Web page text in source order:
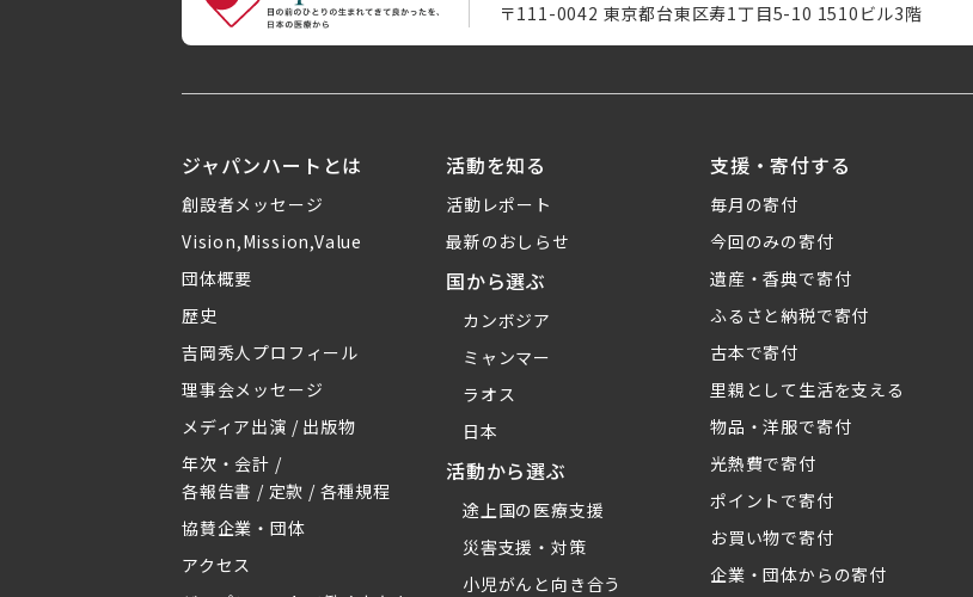
〒111-0042 東京都台東区寿1丁目5-10 1510ビル3階
ジャパンハートとは
創設者メッセージ
Vision,Mission,Value
団体概要
歴史
吉岡秀人プロフィール
理事会メッセージ
メディア出演 / 出版物
年次・会計 /
各報告書 / 定款 / 各種規程
協賛企業・団体
アクセス
活動を知る
活動レポート
最新のおしらせ
国から選ぶ
カンボジア
ミャンマー
ラオス
日本
活動から選ぶ
途上国の医療支援
災害支援・対策
小児がんと向き合う
支援・寄付する
毎月の寄付
今回のみの寄付
遺産・香典で寄付
ふるさと納税で寄付
古本で寄付
里親として生活を支える
物品・洋服で寄付
光熱費で寄付
ポイントで寄付
お買い物で寄付
企業・団体からの寄付